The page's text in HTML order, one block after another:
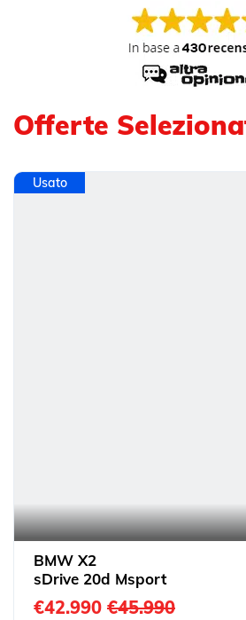
Offerte
Usato
BMW X2
sDrive 20d Msport
€42.990 €45.990